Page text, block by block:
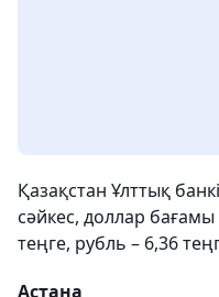
Қазақстан Ұлттық
сәйкес, доллар бағамы
теңге, рубль – 6,36
Астана